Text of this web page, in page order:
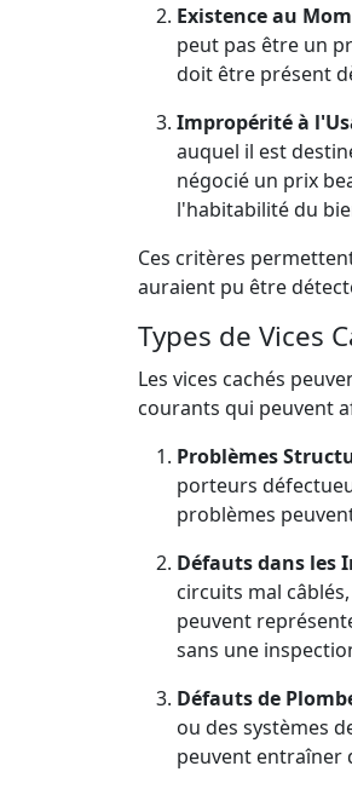
Existence au
peut pas être un
doit être présent
Impropérité à
auquel il est
négocié un prix
l'habitabilité du
Ces critères
auraient pu être
Types de Vices
Les vices cachés
courants qui peuvent
Problèmes
porteurs
problèmes
Défauts dans les
circuits mal
peuvent
sans une
Défauts de
ou des systèmes
peuvent entraîner